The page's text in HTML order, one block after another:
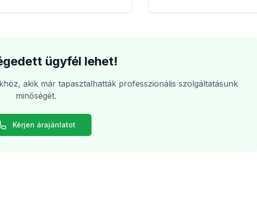
ügyfél lehet!
akik már tapasztalhatták professzionális szolgáltatásunk
minőségét.
Kérjen árajánlatot